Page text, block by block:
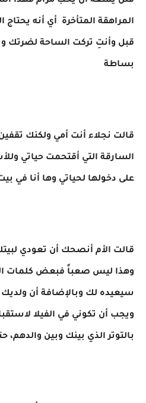
المراهقة المتأخرة أي أنه يحتاج
قبل وأنتِ تركت الساحة لضرتك
بساطة
قالت نجلاء أنت أمي ولكنك
السارقة التي أقتحمت حياتي
على دخولها لحياتي وها أنا في
قالت الأم أنصحك أن تعودي
وهذا ليس صعباً فبعض كلمات
سيعيده لك وبالإضافة أن
ويجب أن تكوني في الفيلا
بالتوتر الذي بينك وبين والدهم،